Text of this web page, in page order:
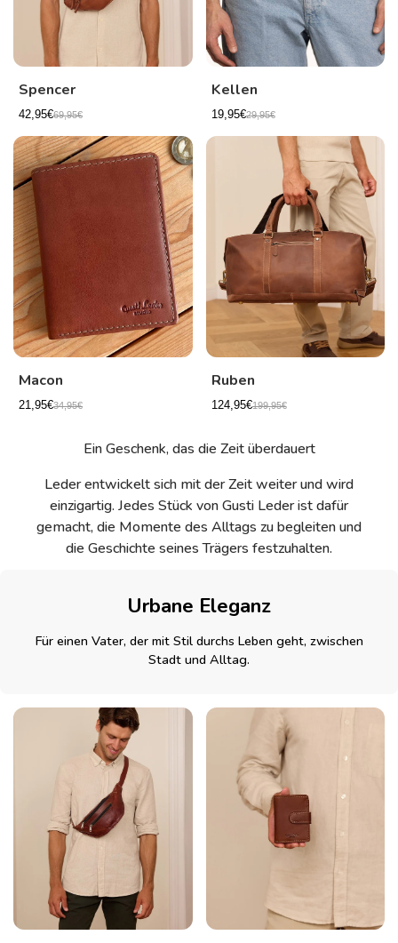
Spencer
42,95€69,95€
Kellen
19,95€29,95€
Macon
21,95€34,95€
Ruben
124,95€199,95€
Ein Geschenk, das die Zeit überdauert
Leder entwickelt sich mit der Zeit weiter und wird
einzigartig. Jedes Stück von Gusti Leder ist dafür
gemacht, die Momente des Alltags zu begleiten und
die Geschichte seines Trägers festzuhalten.
Urbane Eleganz
Für einen Vater, der mit Stil durchs Leben geht, zwischen
Stadt und Alltag.